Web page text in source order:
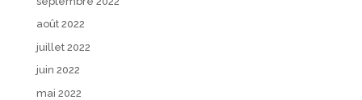
août 2022
juillet 2022
juin 2022
mai 2022